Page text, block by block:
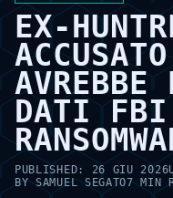
EX-
AVREBBE
DATI
PUBLISHED: 26 GIU 2026
BYSAMUEL SEGATO7 MIN